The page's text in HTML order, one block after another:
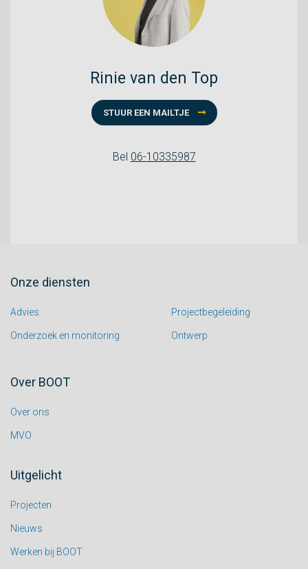
Rinie van den Top
STUUR EEN MAILTJE
Bel 06-10335987
Onze diensten
Advies
Onderzoek en monitoring
Projectbegeleiding
Ontwerp
Over BOOT
Over ons
MVO
Uitgelicht
Projecten
Nieuws
Werken bij BOOT